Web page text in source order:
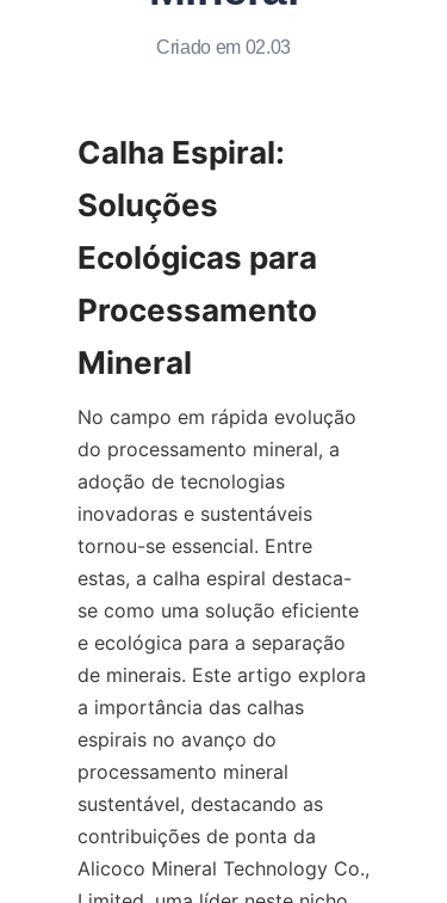
Criado em 02.03
Calha Espiral:
Soluções
Ecológicas para
Processamento
No campo em rápida evolução
do processamento mineral, a
adoção de tecnologias
inovadoras e sustentáveis
tornou-se essencial. Entre
estas, a calha espiral destaca-
se como uma solução eficiente
e ecológica para a separação
de minerais. Este artigo explora
a importância das calhas
espirais no avanço do
processamento mineral
sustentável, destacando as
contribuições de ponta da
Alicoco Mineral Technology Co.,